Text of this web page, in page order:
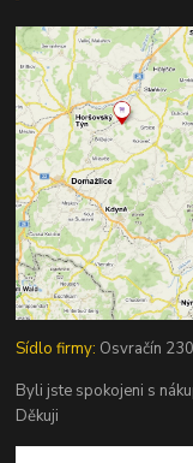
Sídlo firmy: Osvračín
Byli jste spokojeni s
Děkuji